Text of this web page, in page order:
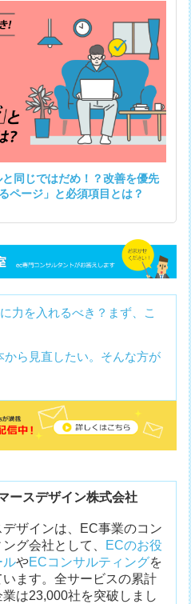
と同じではだめ！？改善を優先
ページ」と必須項目とは？
力を入れるべき？まず、こ
ら見直したい。そんな方が
ースデザイン株式会社
デザインは、EC事業のコン
グ会社として、 ECのお役
ルやECコンサルティングを
います。全サービスの累計
は23,000社を突破しまし